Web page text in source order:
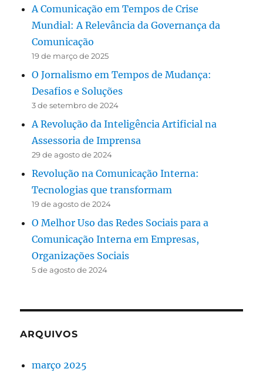
A Comunicação em Tempos de Crise
Mundial: A Relevância da Governança da
Comunicação
19 de março de 2025
O Jornalismo em Tempos de Mudança:
Desafios e Soluções
3 de setembro de 2024
A Revolução da Inteligência Artificial na
Assessoria de Imprensa
29 de agosto de 2024
Revolução na Comunicação Interna:
Tecnologias que transformam
19 de agosto de 2024
O Melhor Uso das Redes Sociais para a
Comunicação Interna em Empresas,
Organizações Sociais
5 de agosto de 2024
ARQUIVOS
março 2025